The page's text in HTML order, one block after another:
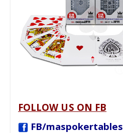
FOLLOW US ON FB
FB/maspokertables